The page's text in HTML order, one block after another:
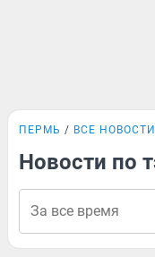
ПЕРМЬ ВСЕ НОВОСТИ
Новости по